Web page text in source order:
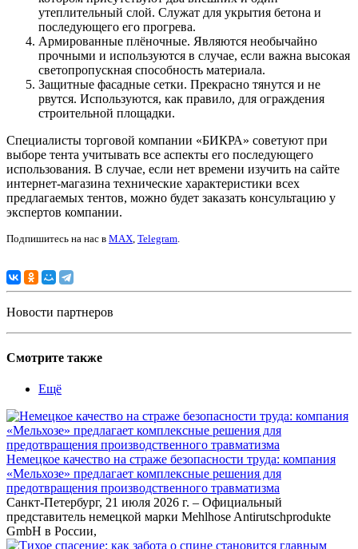
утеплительный слой. Служат для укрытия бетона и
последующего его прогрева.
Армированные плёночные. Являются необычайно
прочными и используются в случае, если важна высокая
светопропускная способность материала.
Защитные фасадные сетки. Прекрасно тянутся и не
рвутся. Используются, как правило, для ограждения
строительной площадки.
Специалисты торговой компании «БИКРА» советуют при
выборе тента учитывать все аспекты его последующего
использования. В случае, если нет времени изучить на сайте
интернет-магазина технические характеристики всех
предлагаемых тентов, можно будет заказать консультацию у
экспертов компании.
Подпишитесь на нас в MAX Telegram
Новости партнеров
Смотрите также
Ещё
Немецкое качество на страже безопасности труда: компания
«Мельхозе» предлагает комплексные решения для
предотвращения производственного травматизма
Санкт-Петербург, 21 июля 2026 г. – Официальный
представитель немецкой марки Mehlhose Antirutschprodukte
GmbH в России,